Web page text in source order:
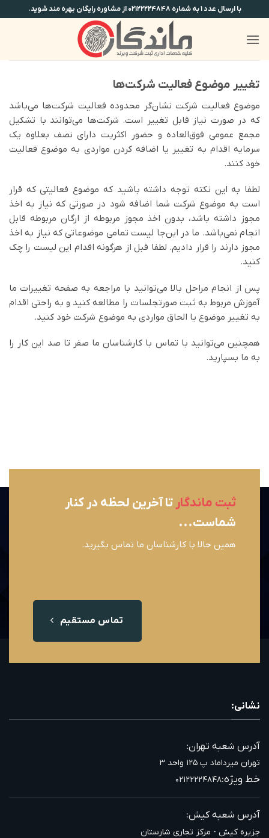
to
content
با ارسال عدد ۱ به شماره ۰۲۱۲۲۲۲۴۸۴۸ از مشاوره رایگان بهره مند شوید.
تغییر موضوع فعالیت شرکت‌ها
موضوع فعالیت شرکت نشان‌گر محدوده فعالیت شرکت‌ها می‌باشد
که در صورت نیاز قابل تغییر است. شرکت‌ها می‌توانند با تشکیل
مجمع عمومی فوق‌العاده و حضور اکثریت دارای نصف بعلاوه یک
سرمایه اقدام به تغییر یا اضافه کردن مواردی به موضوع فعالیت
خود کنند.
لطفا به این نکته توجه داشته باشید که موضوع فعالیتی که قرار
است به موضوع شرکت شما اضافه شود در صورتی که نیاز به اخذ
مجوز داشته باشد، بدون اخذ مجوز مربوطه از ارگان مربوطه قابل
انجام نمی‌باشد. ما در این‌جا لیست تمامی موضوعاتی که نیاز به اخذ
مجوز دارند را قرار دادیم. لطفا قبل از هرگونه اقدام این لیست را چک
کنید.
پس از انجام مراحل بالا می‌توانید با مراجعه به صفحه تغییرات ما
آموزش مربوط به ثبت صورتجلسات را مطالعه کنید و به راحتی اقدام
به تغییر موضوع یا الحاق مواردی به موضوع شرکت خود کنید.
همچنین می‌توانید با تماس با کارشناسان ما صفر تا صد این کار را
به ما بسپارید.
ثبت ماندگار تا آخرین لحظه در کنار
شماست...
همین حالا با کارشناسان ما تماس بگیرید.
تماس مستقیم
نشانی:
آدرس شعبه تهران:
تهران میرداماد پ ۱۲۵ واحد ۳
خط ویژه:۰۲۱۲۲۲۲۴۸۴۸
آدرس شعبه کیش:
جزیره کیش - مرکز تجاری شارستان